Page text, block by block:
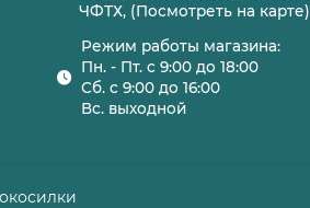
ЧФТХ, (Посмотреть на карте)
Режим работы магазина:
Пн. - Пт. с 9:00 до 18:00
Сб. с 9:00 до 16:00
Вс. выходной